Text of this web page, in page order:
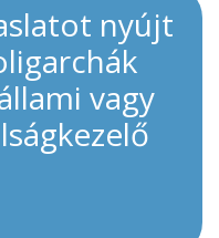
nyújt
vagy